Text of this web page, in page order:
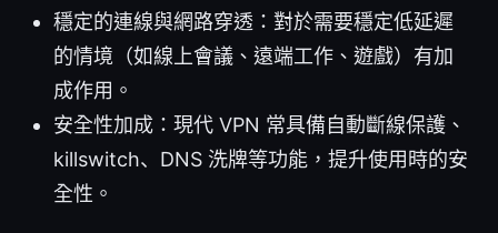
穩定的連線與網路穿透：對於需要穩定低延遲
的情境（如線上會議、遠端工作、遊戲）有加
成作用。
安全性加成：現代 VPN 常具備自動斷線保護、
killswitch、DNS 洗牌等功能，提升使用時的安
全性。